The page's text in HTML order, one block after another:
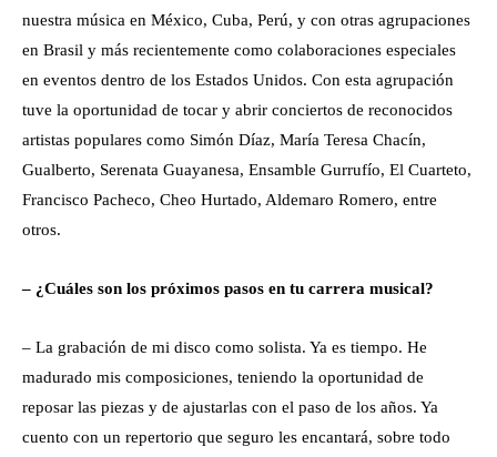
nuestra música en México, Cuba, Perú, y con otras agrupaciones
en Brasil y más recientemente como colaboraciones especiales
en eventos dentro de los Estados Unidos. Con esta agrupación
tuve la oportunidad de tocar y abrir conciertos de reconocidos
artistas populares como Simón Díaz, María Teresa Chacín,
Gualberto, Serenata Guayanesa, Ensamble Gurrufío, El Cuarteto,
Francisco Pacheco, Cheo Hurtado, Aldemaro Romero, entre
otros.
– ¿Cuáles son los próximos pasos en tu carrera musical?
– La grabación de mi disco como solista. Ya es tiempo. He
madurado mis composiciones, teniendo la oportunidad de
reposar las piezas y de ajustarlas con el paso de los años. Ya
cuento con un repertorio que seguro les encantará, sobre todo